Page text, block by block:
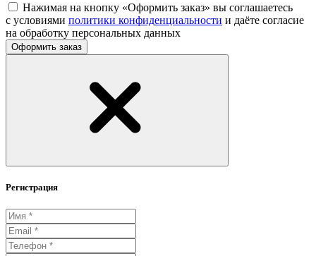
Нажимая на кнопку «Оформить заказ» вы соглашаетесь
с условиями политики конфиденциальности и даёте согласие
на обработку персональных данных
Оформить заказ
Регистрация